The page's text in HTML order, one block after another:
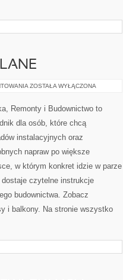
NOWE
ZOSTAŁA WYŁĄCZONA
Remonty i Budownictwo to
dla osób, które chcą
instalacyjnych oraz
napraw po większe
w którym konkret idzie w parze
czytelne instrukcje
budownictwa. Zobacz
i balkony. Na stronie wszystko